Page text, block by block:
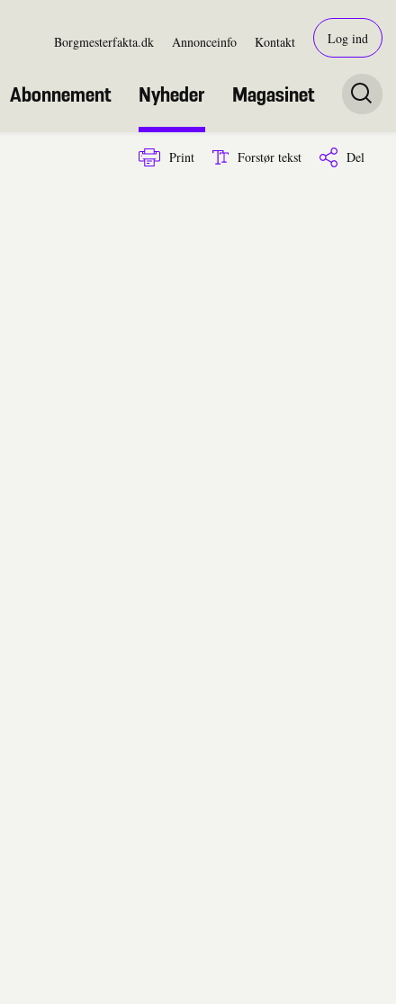
Borgmesterfakta.dk Annonceinfo Kontakt Log ind
Abonnement Nyheder Magasinet
Print Forstør tekst Del